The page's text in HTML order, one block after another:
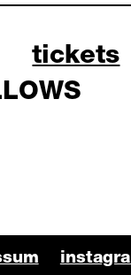
tickets
that